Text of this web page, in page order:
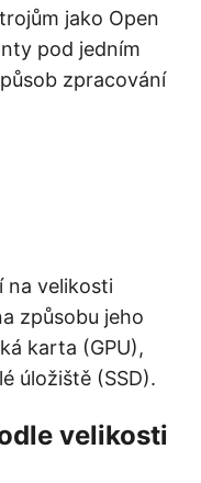
jako Open
pod jedním
zpracování
na velikosti
způsobu jeho
karta (GPU),
úložiště (SSD).
velikosti